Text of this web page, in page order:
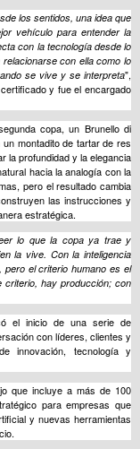
los sentidos, una idea que
vehículo para entender la
con la tecnología desde lo
con ella como lo
se vive y se interpreta",
y fue el encargado
copa, un Brunello di
montadito de tartar de res
la profundidad y la elegancia
hacia la analogía con la
pero el resultado cambia
las instrucciones y
estratégica.
lo que la copa ya trae y
la vive. Con la inteligencia
pero el criterio humano es el
criterio, hay producción; con
el inicio de una serie de
con líderes, clientes y
innovación, tecnología y
que incluye a más de 100
para empresas que
y nuevas herramientas